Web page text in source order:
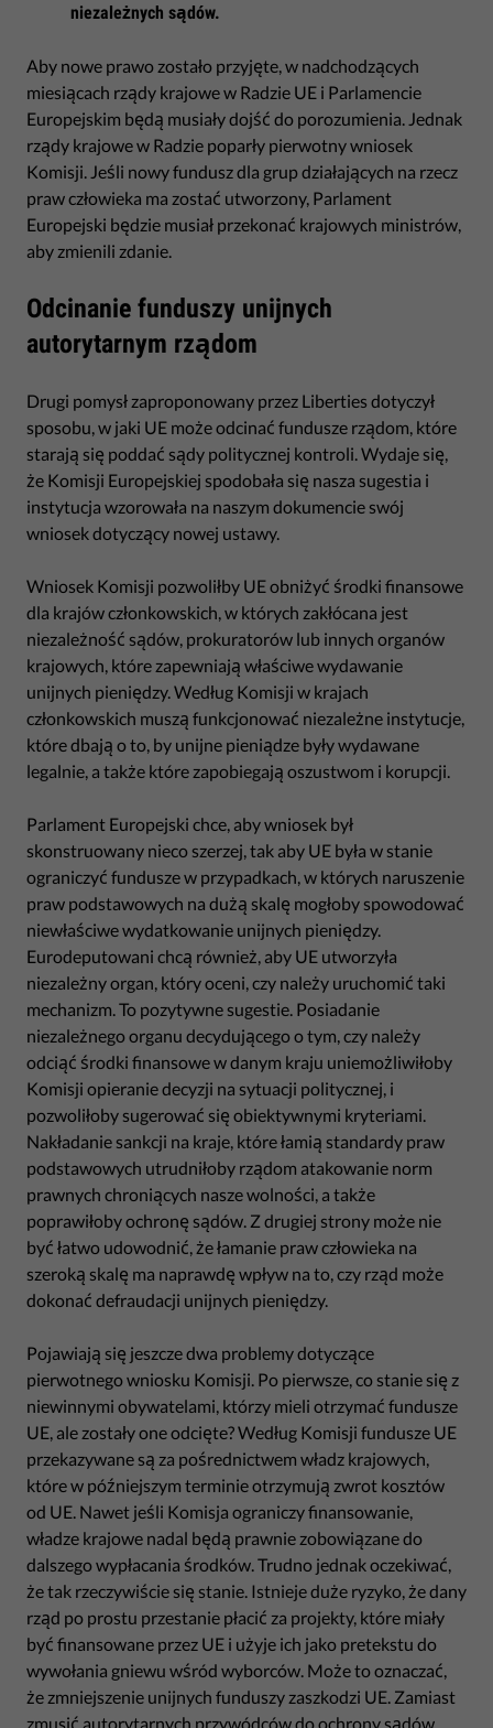
niezależnych sądów.
Aby nowe prawo zostało przyjęte, w nadchodzących
miesiącach rządy krajowe w Radzie UE i Parlamencie
Europejskim będą musiały dojść do porozumienia. Jednak
rządy krajowe w Radzie poparły pierwotny wniosek
Komisji. Jeśli nowy fundusz dla grup działających na rzecz
praw człowieka ma zostać utworzony, Parlament
Europejski będzie musiał przekonać krajowych ministrów,
aby zmienili zdanie.
Odcinanie funduszy unijnych
autorytarnym rządom
Drugi pomysł zaproponowany przez Liberties dotyczył
sposobu, w jaki UE może odcinać fundusze rządom, które
starają się poddać sądy politycznej kontroli. Wydaje się,
że Komisji Europejskiej spodobała się nasza sugestia i
instytucja wzorowała na naszym dokumencie swój
wniosek dotyczący nowej ustawy.
Wniosek Komisji pozwoliłby UE obniżyć środki finansowe
dla krajów członkowskich, w których zakłócana jest
niezależność sądów, prokuratorów lub innych organów
krajowych, które zapewniają właściwe wydawanie
unijnych pieniędzy. Według Komisji w krajach
członkowskich muszą funkcjonować niezależne instytucje,
które dbają o to, by unijne pieniądze były wydawane
legalnie, a także które zapobiegają oszustwom i korupcji.
Parlament Europejski chce, aby wniosek był
skonstruowany nieco szerzej, tak aby UE była w stanie
ograniczyć fundusze w przypadkach, w których naruszenie
praw podstawowych na dużą skalę mogłoby spowodować
niewłaściwe wydatkowanie unijnych pieniędzy.
Eurodeputowani chcą również, aby UE utworzyła
niezależny organ, który oceni, czy należy uruchomić taki
mechanizm. To pozytywne sugestie. Posiadanie
niezależnego organu decydującego o tym, czy należy
odciąć środki finansowe w danym kraju uniemożliwiłoby
Komisji opieranie decyzji na sytuacji politycznej, i
pozwoliłoby sugerować się obiektywnymi kryteriami.
Nakładanie sankcji na kraje, które łamią standardy praw
podstawowych utrudniłoby rządom atakowanie norm
prawnych chroniących nasze wolności, a także
poprawiłoby ochronę sądów. Z drugiej strony może nie
być łatwo udowodnić, że łamanie praw człowieka na
szeroką skalę ma naprawdę wpływ na to, czy rząd może
dokonać defraudacji unijnych pieniędzy.
Pojawiają się jeszcze dwa problemy dotyczące
pierwotnego wniosku Komisji. Po pierwsze, co stanie się z
niewinnymi obywatelami, którzy mieli otrzymać fundusze
UE, ale zostały one odcięte? Według Komisji fundusze UE
przekazywane są za pośrednictwem władz krajowych,
które w późniejszym terminie otrzymują zwrot kosztów
od UE. Nawet jeśli Komisja ograniczy finansowanie,
władze krajowe nadal będą prawnie zobowiązane do
dalszego wypłacania środków. Trudno jednak oczekiwać,
że tak rzeczywiście się stanie. Istnieje duże ryzyko, że dany
rząd po prostu przestanie płacić za projekty, które miały
być finansowane przez UE i użyje ich jako pretekstu do
wywołania gniewu wśród wyborców. Może to oznaczać,
że zmniejszenie unijnych funduszy zaszkodzi UE. Zamiast
zmusić autorytarnych przywódców do ochrony sądów,